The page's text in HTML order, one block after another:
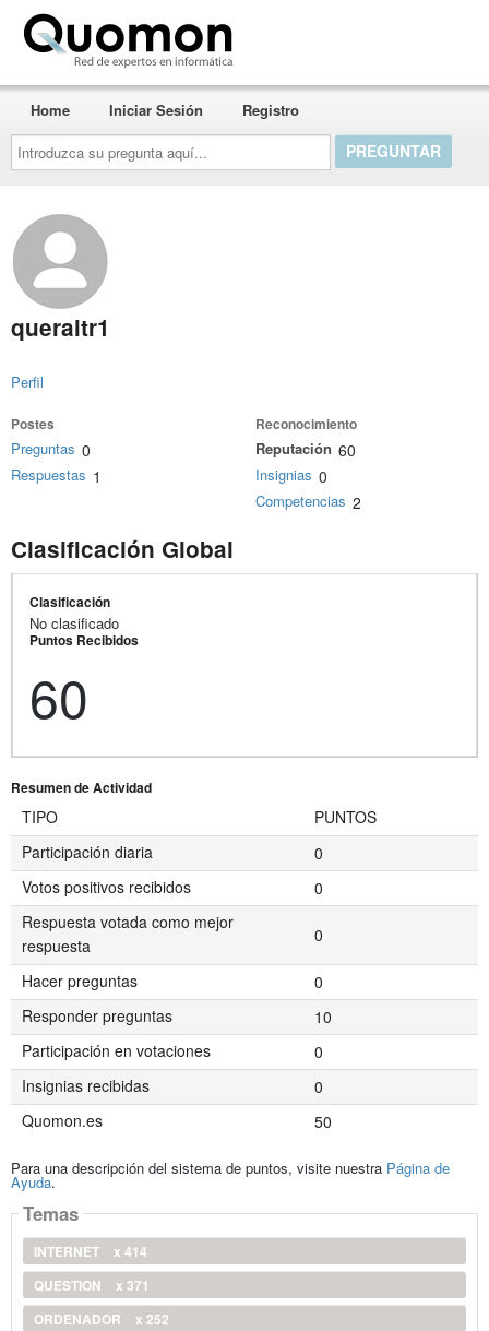
Introduzca
su
pregunta
aquí...
Home Iniciar Sesión Registro
queraltr1
Perfil
Postes
Preguntas 0
Respuestas 1
Reconocimiento
Reputación 60
Insignias 0
Competencias 2
Clasificación Global
Clasificación
No clasificado
Puntos Recibidos
60
Resumen de Actividad
TIPO
PUNTOS
Participación diaria
0
Votos positivos recibidos
0
Respuesta votada como mejor
respuesta
0
Hacer preguntas
0
Responder preguntas
10
Participación en votaciones
0
Insignias recibidas
0
Quomon.es
50
Para una descripción del sistema de puntos, visite nuestra Página de
Ayuda.
Temas
INTERNET
x 414
QUESTION
x 371
ORDENADOR
x 252